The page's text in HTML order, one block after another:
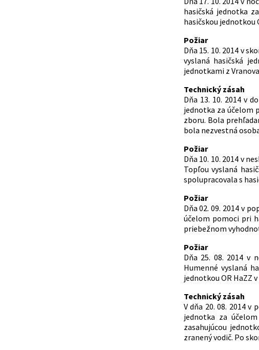
hasičská jednotka
hasičskou jednotkou
Požiar
Dňa 15. 10. 2014 v
vyslaná hasičská
jednotkami z
Technický zásah
Dňa 13. 10. 2014 v
jednotka za účelom
zboru. Bola
bola nezvestná
Požiar
Dňa 10. 10. 2014 v
Topľou vyslaná
spolupracovala s
Požiar
Dňa 02. 09. 2014 v
účelom pomoci pri
priebežnom
Požiar
Dňa 25. 08. 2014 v
Humenné vyslaná
jednotkou OR HaZZ
Technický zásah
V dňa 20. 08. 2014
jednotka za
zasahujúcou
zranený vodič. Po